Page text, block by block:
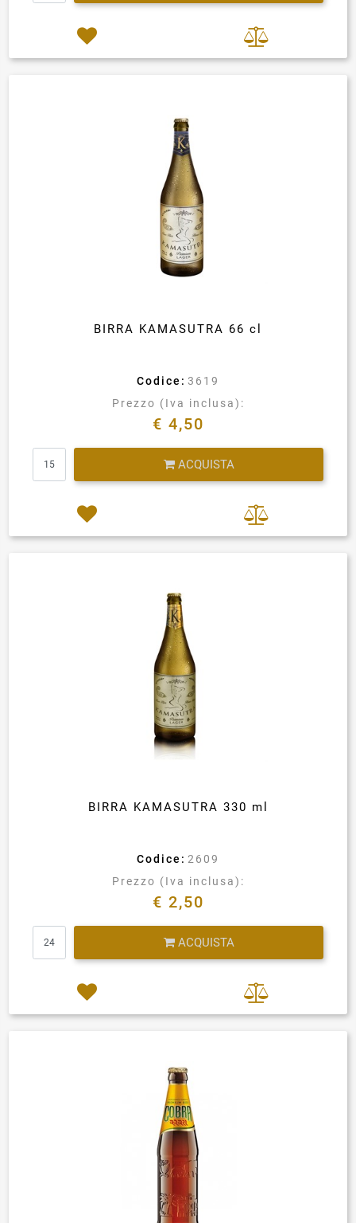
BIRRA KAMASUTRA 66 cl
Codice: 3619
Prezzo (Iva inclusa):
€ 4,50
ACQUISTA
BIRRA KAMASUTRA 330 ml
Codice: 2609
Prezzo (Iva inclusa):
€ 2,50
ACQUISTA